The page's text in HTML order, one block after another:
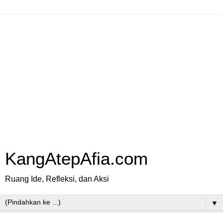
KangAtepAfia.com
Ruang Ide, Refleksi, dan Aksi
▼